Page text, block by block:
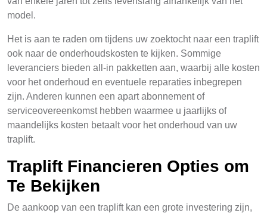
model.
Het is aan te raden om tijdens uw zoektocht naar een traplift
ook naar de onderhoudskosten te kijken. Sommige
leveranciers bieden all-in pakketten aan, waarbij alle kosten
voor het onderhoud en eventuele reparaties inbegrepen
zijn. Anderen kunnen een apart abonnement of
serviceovereenkomst hebben waarmee u jaarlijks of
maandelijks kosten betaalt voor het onderhoud van uw
traplift.
Traplift Financieren Opties om
Te Bekijken
De aankoop van een traplift kan een grote investering zijn,